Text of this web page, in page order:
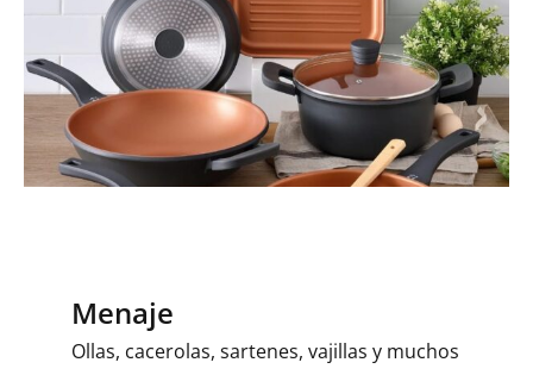
Menaje
Ollas, cacerolas, sartenes, vajillas y muchos